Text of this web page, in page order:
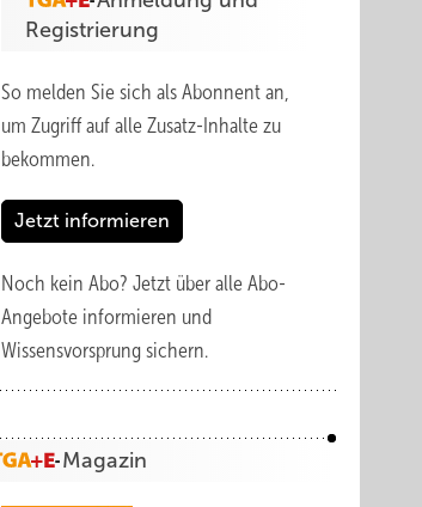
Registrierung
So melden Sie sich als Abonnent an,
um Zugriff auf alle Zusatz-Inhalte zu
bekommen.
Jetzt informieren
Noch kein Abo? Jetzt über alle Abo-
Angebote informieren und
Wissensvorsprung sichern.
Magazin